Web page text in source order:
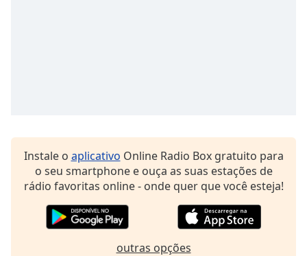
Modal
Dialog
dialog
Instale o aplicativo Online Radio Box gratuito para
o seu smartphone e ouça as suas estações de
rádio favoritas online - onde quer que você esteja!
outras opções